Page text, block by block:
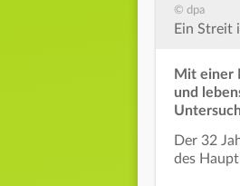
© dpa
Ein Streit
Mit einer
und
Der 32
des